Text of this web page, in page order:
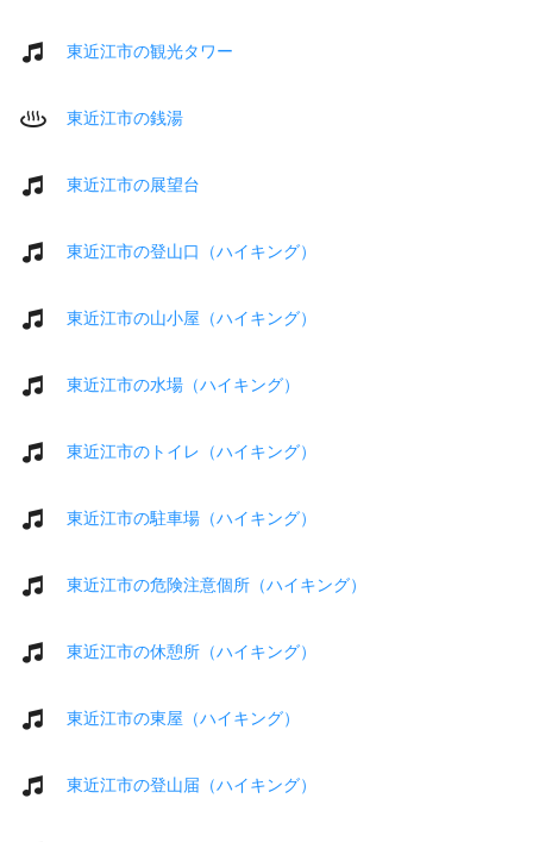
東近江市の観光タワー
東近江市の銭湯
東近江市の展望台
東近江市の登山口（ハイキング）
東近江市の山小屋（ハイキング）
東近江市の水場（ハイキング）
東近江市のトイレ（ハイキング）
東近江市の駐車場（ハイキング）
東近江市の危険注意個所（ハイキング）
東近江市の休憩所（ハイキング）
東近江市の東屋（ハイキング）
東近江市の登山届（ハイキング）